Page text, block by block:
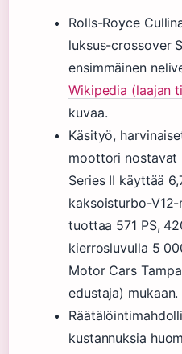
Rolls-Royce
luksus-crossover
ensimmäinen
Wikipedia (laajan
kuvaa.
Käsityö,
moottori nostavat
Series II käyttää
kaksoisturbo-
tuottaa 571 PS,
kierrosluvulla 5
Motor Cars
edustaja) mukaan.
kustannuksia